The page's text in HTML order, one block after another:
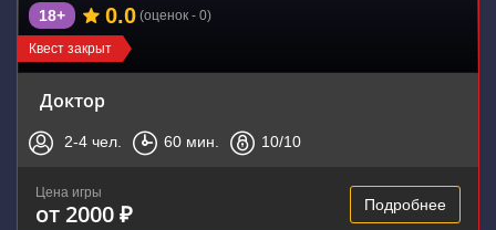
Квест закрыт
18+ 0.0 (оценок - 0)
Доктор
2-4 чел. 60 мин. 10/10
Цена игры
от 2000 ₽ Подробнее